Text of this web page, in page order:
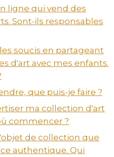
ligne qui vend des
Sont-ils responsables
soucis en partageant
d'art avec mes enfants.
que puis-je faire ?
ma collection d'art
commencer ?
de collection que
authentique. Qui